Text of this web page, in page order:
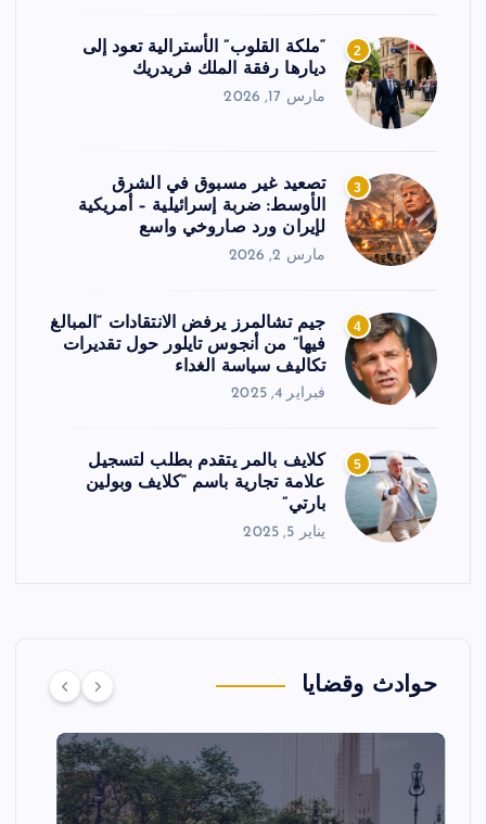
2
“ملكة القلوب” الأسترالية تعود إلى
ديارها رفقة الملك فريدريك
مارس 17, 2026
3
تصعيد غير مسبوق في الشرق
الأوسط: ضربة إسرائيلية – أمريكية
لإيران ورد صاروخي واسع
مارس 2, 2026
4
جيم تشالمرز يرفض الانتقادات “المبالغ
فيها” من أنجوس تايلور حول تقديرات
تكاليف سياسة الغداء
فبراير 4, 2025
5
كلايف بالمر يتقدم بطلب لتسجيل
علامة تجارية باسم “كلايف وبولين
بارتي”
يناير 5, 2025
حوادث وقضايا